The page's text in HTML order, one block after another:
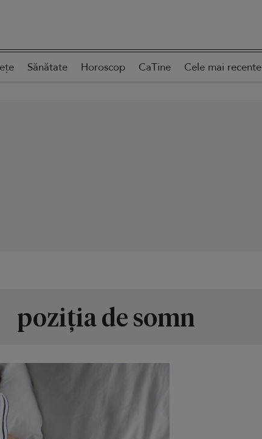
Sănătate Horoscop CaTine Cele mai recente
poziția de somn